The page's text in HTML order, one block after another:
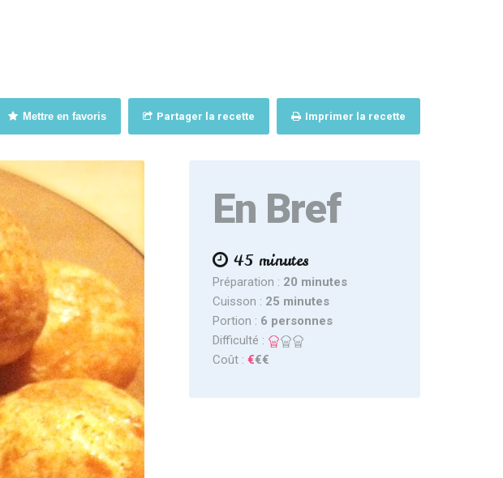
Mettre en favoris Partager la recette Imprimer la recette
En Bref
45 minutes
Préparation : 20 minutes
Cuisson : 25 minutes
Portion : 6 personnes
Difficulté :
Coût : €€€